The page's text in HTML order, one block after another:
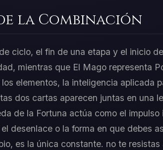
la Combinación
ciclo, el fin de una etapa y el inicio
mientras que El Mago representa
elementos, la inteligencia aplicada
dos cartas aparecen juntas en una
de la Fortuna actúa como el impulso
desenlace o la forma en que debes
es la única constante. no te